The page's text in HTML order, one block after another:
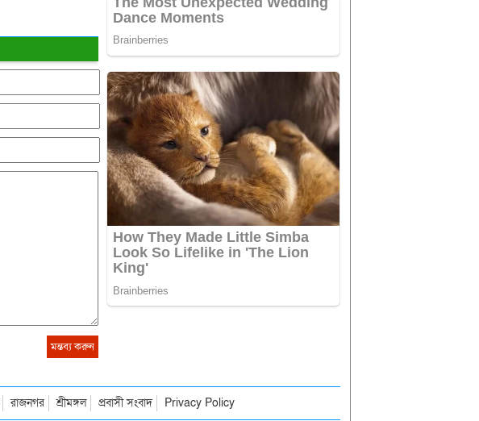
রাজনগর শ্রীমঙ্গল প্রবাসী সংবাদ Privacy Policy